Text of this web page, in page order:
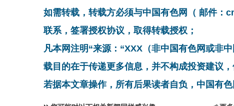
如需转载，转载方必须与中国有色网（ 邮件：
联系，签署授权协议，取得转载授权；
凡本网注明“来源：“XXX（非中国有色网或非
载目的在于传递更多信息，并不构成投资建议，
若据本文章操作，所有后果读者自负，中国有色